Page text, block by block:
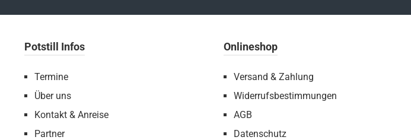
Potstill Infos
Termine
Über uns
Kontakt & Anreise
Partner
Onlineshop
Versand & Zahlung
Widerrufsbestimmungen
AGB
Datenschutz